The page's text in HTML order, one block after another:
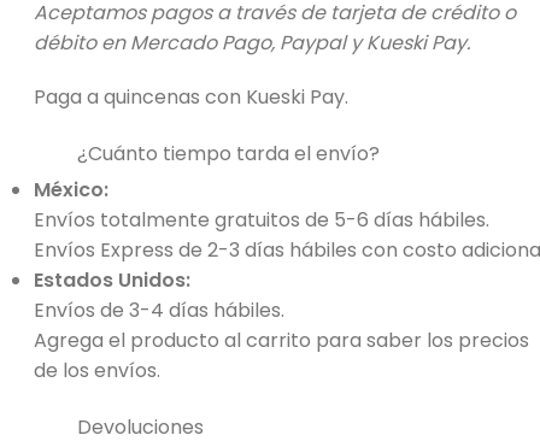
Aceptamos pagos a través de tarjeta de crédito o
débito en Mercado Pago, Paypal y Kueski Pay.
Paga a quincenas con Kueski Pay.
¿Cuánto tiempo tarda el envío?
México:
Envíos totalmente gratuitos de 5-6 días hábiles.
Envíos Express de 2-3 días hábiles con costo
Estados Unidos:
Envíos de 3-4 días hábiles.
Agrega el producto al carrito para saber los precios
de los envíos.
Devoluciones